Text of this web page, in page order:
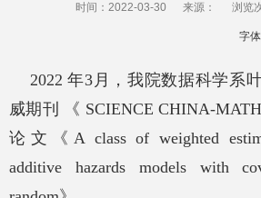
时间：2022-03-30 来源： 浏览
字体
2022 年3 月，我院数据科学系
威期刊
《 SCIENCE CHINA-
论文《 A class of weighted
additive hazards models with